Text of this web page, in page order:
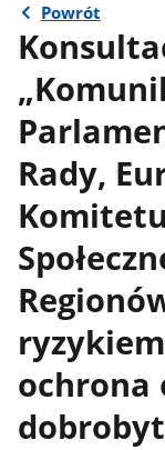
Powrót
Rady,
ochrona